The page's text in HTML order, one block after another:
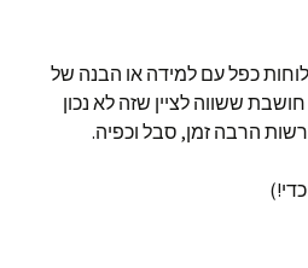
כפל עם למידה או הבנה של
ששווה לציין שזה לא נכון
הרבה זמן, סבל וכפיה.